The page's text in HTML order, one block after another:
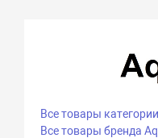
Все товары категории
Все товары бренда